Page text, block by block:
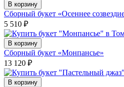
В корзину
Сборный букет «Осеннее
5 510 ₽
В корзину
Сборный букет «Монпансье»
13 120 ₽
В корзину